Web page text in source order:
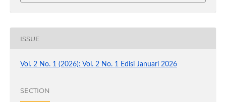
ISSUE
Vol. 2 No. 1 (2026): Vol. 2 No. 1 Edisi Januari 2026
SECTION